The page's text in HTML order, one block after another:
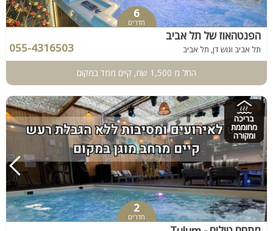
6
חדרים
הפנטהאוז של תל אביב
תל אביב וגוש דן, תל אביב 055-4316503
החל מ 1,500 שח, קיים ממד במקום
בריכה
מחוממת
ומקורה
2
חדרים